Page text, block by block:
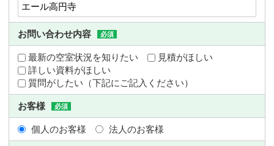
お問い合わせ内容 必須
最新の空室状況を知りたい
見積がほしい
詳しい資料がほしい
質問がしたい（下記にご記入ください）
お客様 必須
個人のお客様 法人のお客様